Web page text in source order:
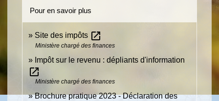
Pour en savoir plus
Site des impôts open_in_new
Ministère chargé des finances
Impôt sur le revenu : dépliants d'information
open_in_new
Ministère chargé des finances
Brochure pratique 2023 - Déclaration des